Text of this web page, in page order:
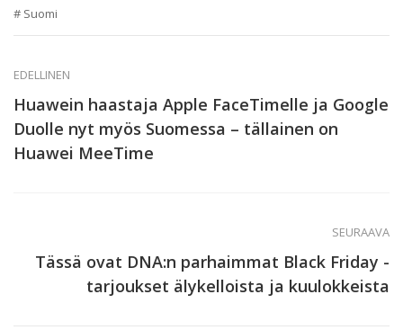
Suomi
EDELLINEN
Huawein haastaja Apple FaceTimelle ja Google
Duolle nyt myös Suomessa – tällainen on
Huawei MeeTime
SEURAAVA
Tässä ovat DNA:n parhaimmat Black Friday -
tarjoukset älykelloista ja kuulokkeista